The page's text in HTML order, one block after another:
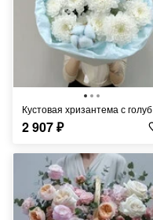
Кустовая хризантема с голубым хлопком
2 907₽